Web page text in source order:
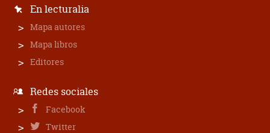
En lecturalia
Mapa autores
Mapa libros
Editores
Redes sociales
Facebook
Twitter